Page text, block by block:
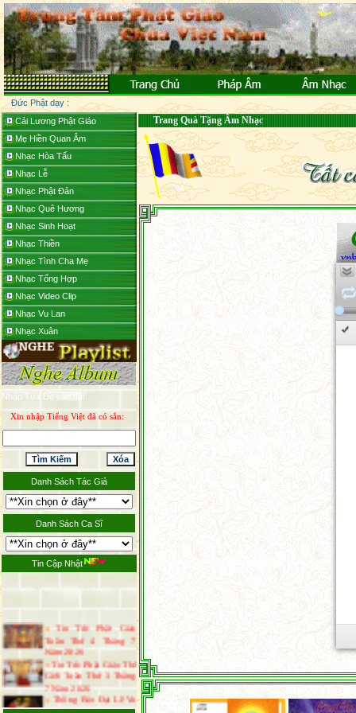
Đức Phật dạy :
Cải Lương Phật Giáo
Mẹ Hiền Quan Âm
Nhạc Hòa Tấu
Nhạc Lễ
Nhạc Phật Đản
Nhạc Quê Hương
Nhạc Sinh Hoạt
Nhạc Thiền
Nhạc Tình Cha Mẹ
Nhạc Tổng Hợp
Nhạc Video Clip
Nhạc Vu Lan
Nhạc Xuân
Nhập Tựa Đề cần tìm:
Xin nhập Tiếng Việt đã có sẳn:
Danh Sách Tác Giả
Danh Sách Ca Sĩ
Tin Cập Nhật
Tin Tức Phật Giáo
Tuần Thứ 4 Tháng 7
Năm 2026
Tin Tức Phật Giáo Thế
Giới Tuần Thứ 3 Tháng
7 Năm 2026
Thông Báo Đại Lễ Vu
Lan Báo Hiếu Năm 2026
Tin Tức Phật Giáo Thế
Trang Quà Tặng Âm Nhạc